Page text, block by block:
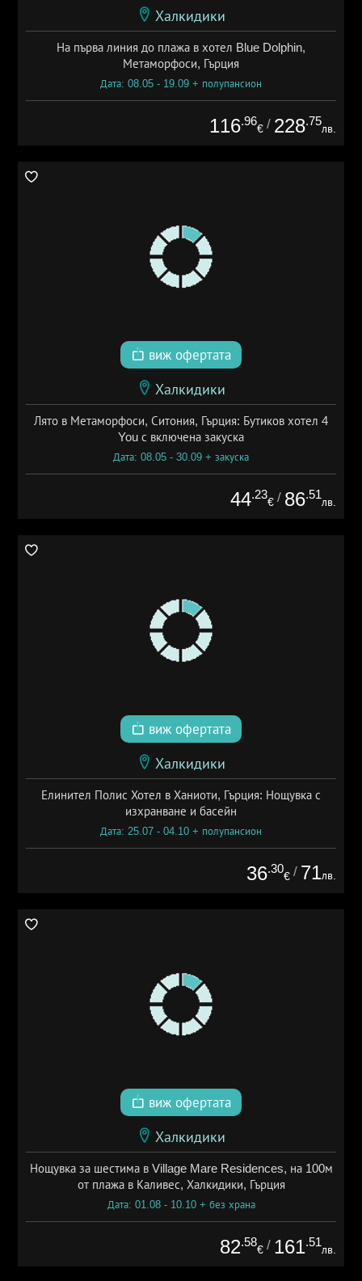
Халкидики
На първа линия до плажа в хотел Blue Dolphin,
Метаморфоси, Гърция
Дата: 08.05 - 19.09 + полупансион
116.96
€ / 228.75
лв.
виж офертата
Халкидики
Лято в Метаморфоси, Ситония, Гърция: Бутиков хотел 4
You с включена закуска
Дата: 08.05 - 30.09 + закуска
44.23
€ / 86.51
лв.
виж офертата
Халкидики
Елинител Полис Хотел в Ханиоти, Гърция: Нощувка с
изхранване и басейн
Дата: 25.07 - 04.10 + полупансион
36.30
€ / 71лв.
виж офертата
Халкидики
Нощувка за шестима в Village Mare Residences, на 100м
от плажа в Каливес, Халкидики, Гърция
Дата: 01.08 - 10.10 + без храна
82.58
€ / 161.51
лв.